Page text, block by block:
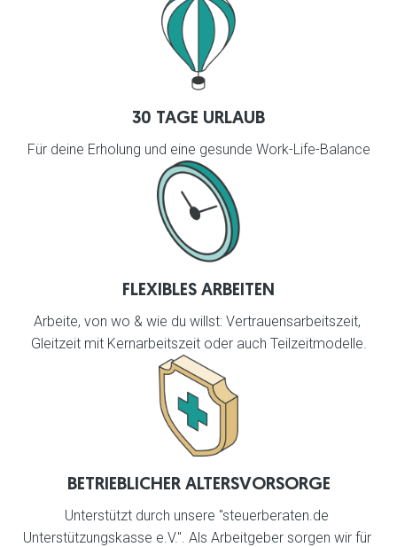
30 TAGE URLAUB
Für deine Erholung und eine gesunde Work-Life-Balance
FLEXIBLES ARBEITEN
Arbeite, von wo & wie du willst: Vertrauensarbeitszeit,
Gleitzeit mit Kernarbeitszeit oder auch Teilzeitmodelle.
BETRIEBLICHER ALTERSVORSORGE
Unterstützt durch unsere "steuerberaten.de
Unterstützungskasse e.V.". Als Arbeitgeber sorgen wir für